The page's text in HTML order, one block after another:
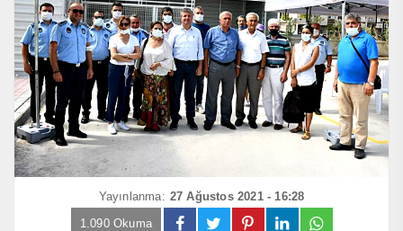
Yayınlanma: 27 Ağustos 2021 - 16:28
1.090 Okuma